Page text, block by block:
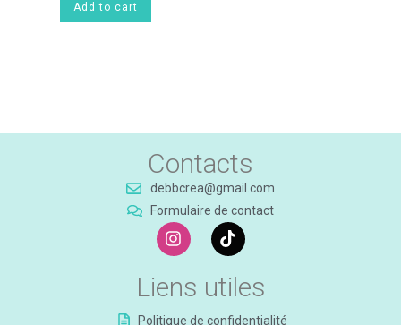
Add to cart
Contacts
debbcrea@gmail.com
Formulaire de contact
Liens utiles
Politique de confidentialité